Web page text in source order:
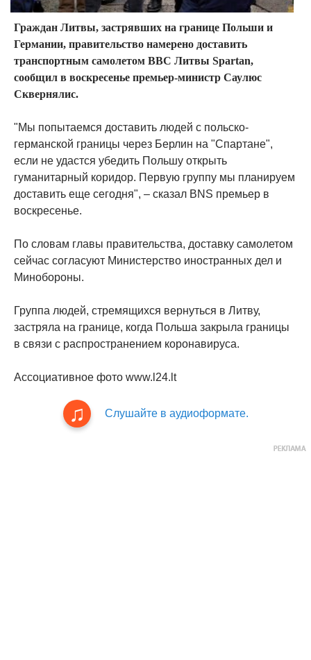
Граждан Литвы, застрявших на границе Польши и
Германии, правительство намерено доставить
транспортным самолетом ВВС Литвы Spartan,
сообщил в воскресенье премьер-министр Саулюс
Сквернялис.
"Мы попытаемся доставить людей с польско-
германской границы через Берлин на "Спартане",
если не удастся убедить Польшу открыть
гуманитарный коридор. Первую группу мы планируем
доставить еще сегодня", – сказал BNS премьер в
воскресенье.
По словам главы правительства, доставку самолетом
сейчас согласуют Министерство иностранных дел и
Минобороны.
Группа людей, стремящихся вернуться в Литву,
застряла на границе, когда Польша закрыла границы
в связи с распространением коронавируса.
Ассоциативное фото www.l24.lt
Слушайте в аудиоформате.